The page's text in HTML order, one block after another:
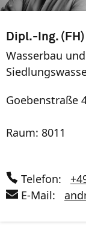
Dipl.-Ing.
Wasserbau und
Goebenstraße
Raum: 8011
Telefon:
E-Mail: